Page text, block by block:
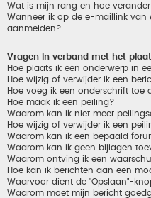
Wat is mijn rang en hoe
Wanneer ik op de e-maillink van
aanmelden?
Vragen in verband met het
Hoe plaats ik een onderwerp in
Hoe wijzig of verwijder ik een
Hoe voeg ik een onderschrift toe
Hoe maak ik een peiling?
Waarom kan ik niet meer
Hoe wijzig of verwijder ik een
Waarom kan ik een bepaald
Waarom kan ik geen bijlagen
Waarom ontving ik een
Hoe kan ik berichten aan een
Waarvoor dient de "Opslaan"-
Waarom moet mijn bericht